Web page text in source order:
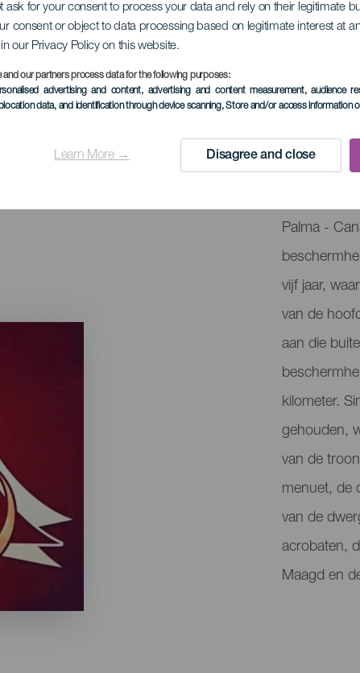
ask for your consent to process your data and rely on their legitimate
consent or object to data processing based on legitimate interest at
our Privacy Policy on this website.
and our partners process data for the following purposes:
advertising and content, advertising and content measurement, audience
data, and identification through device scanning, Store and/or access information
Learn More → Disagree and close
van de Maagd
June
Localidad
Santa
del
evento
Sinds
Palma -
vijf jaar,
van de
aan die
kilometer.
gehouden,
van de
menuet, de
van de
acrobaten,
Maagd en